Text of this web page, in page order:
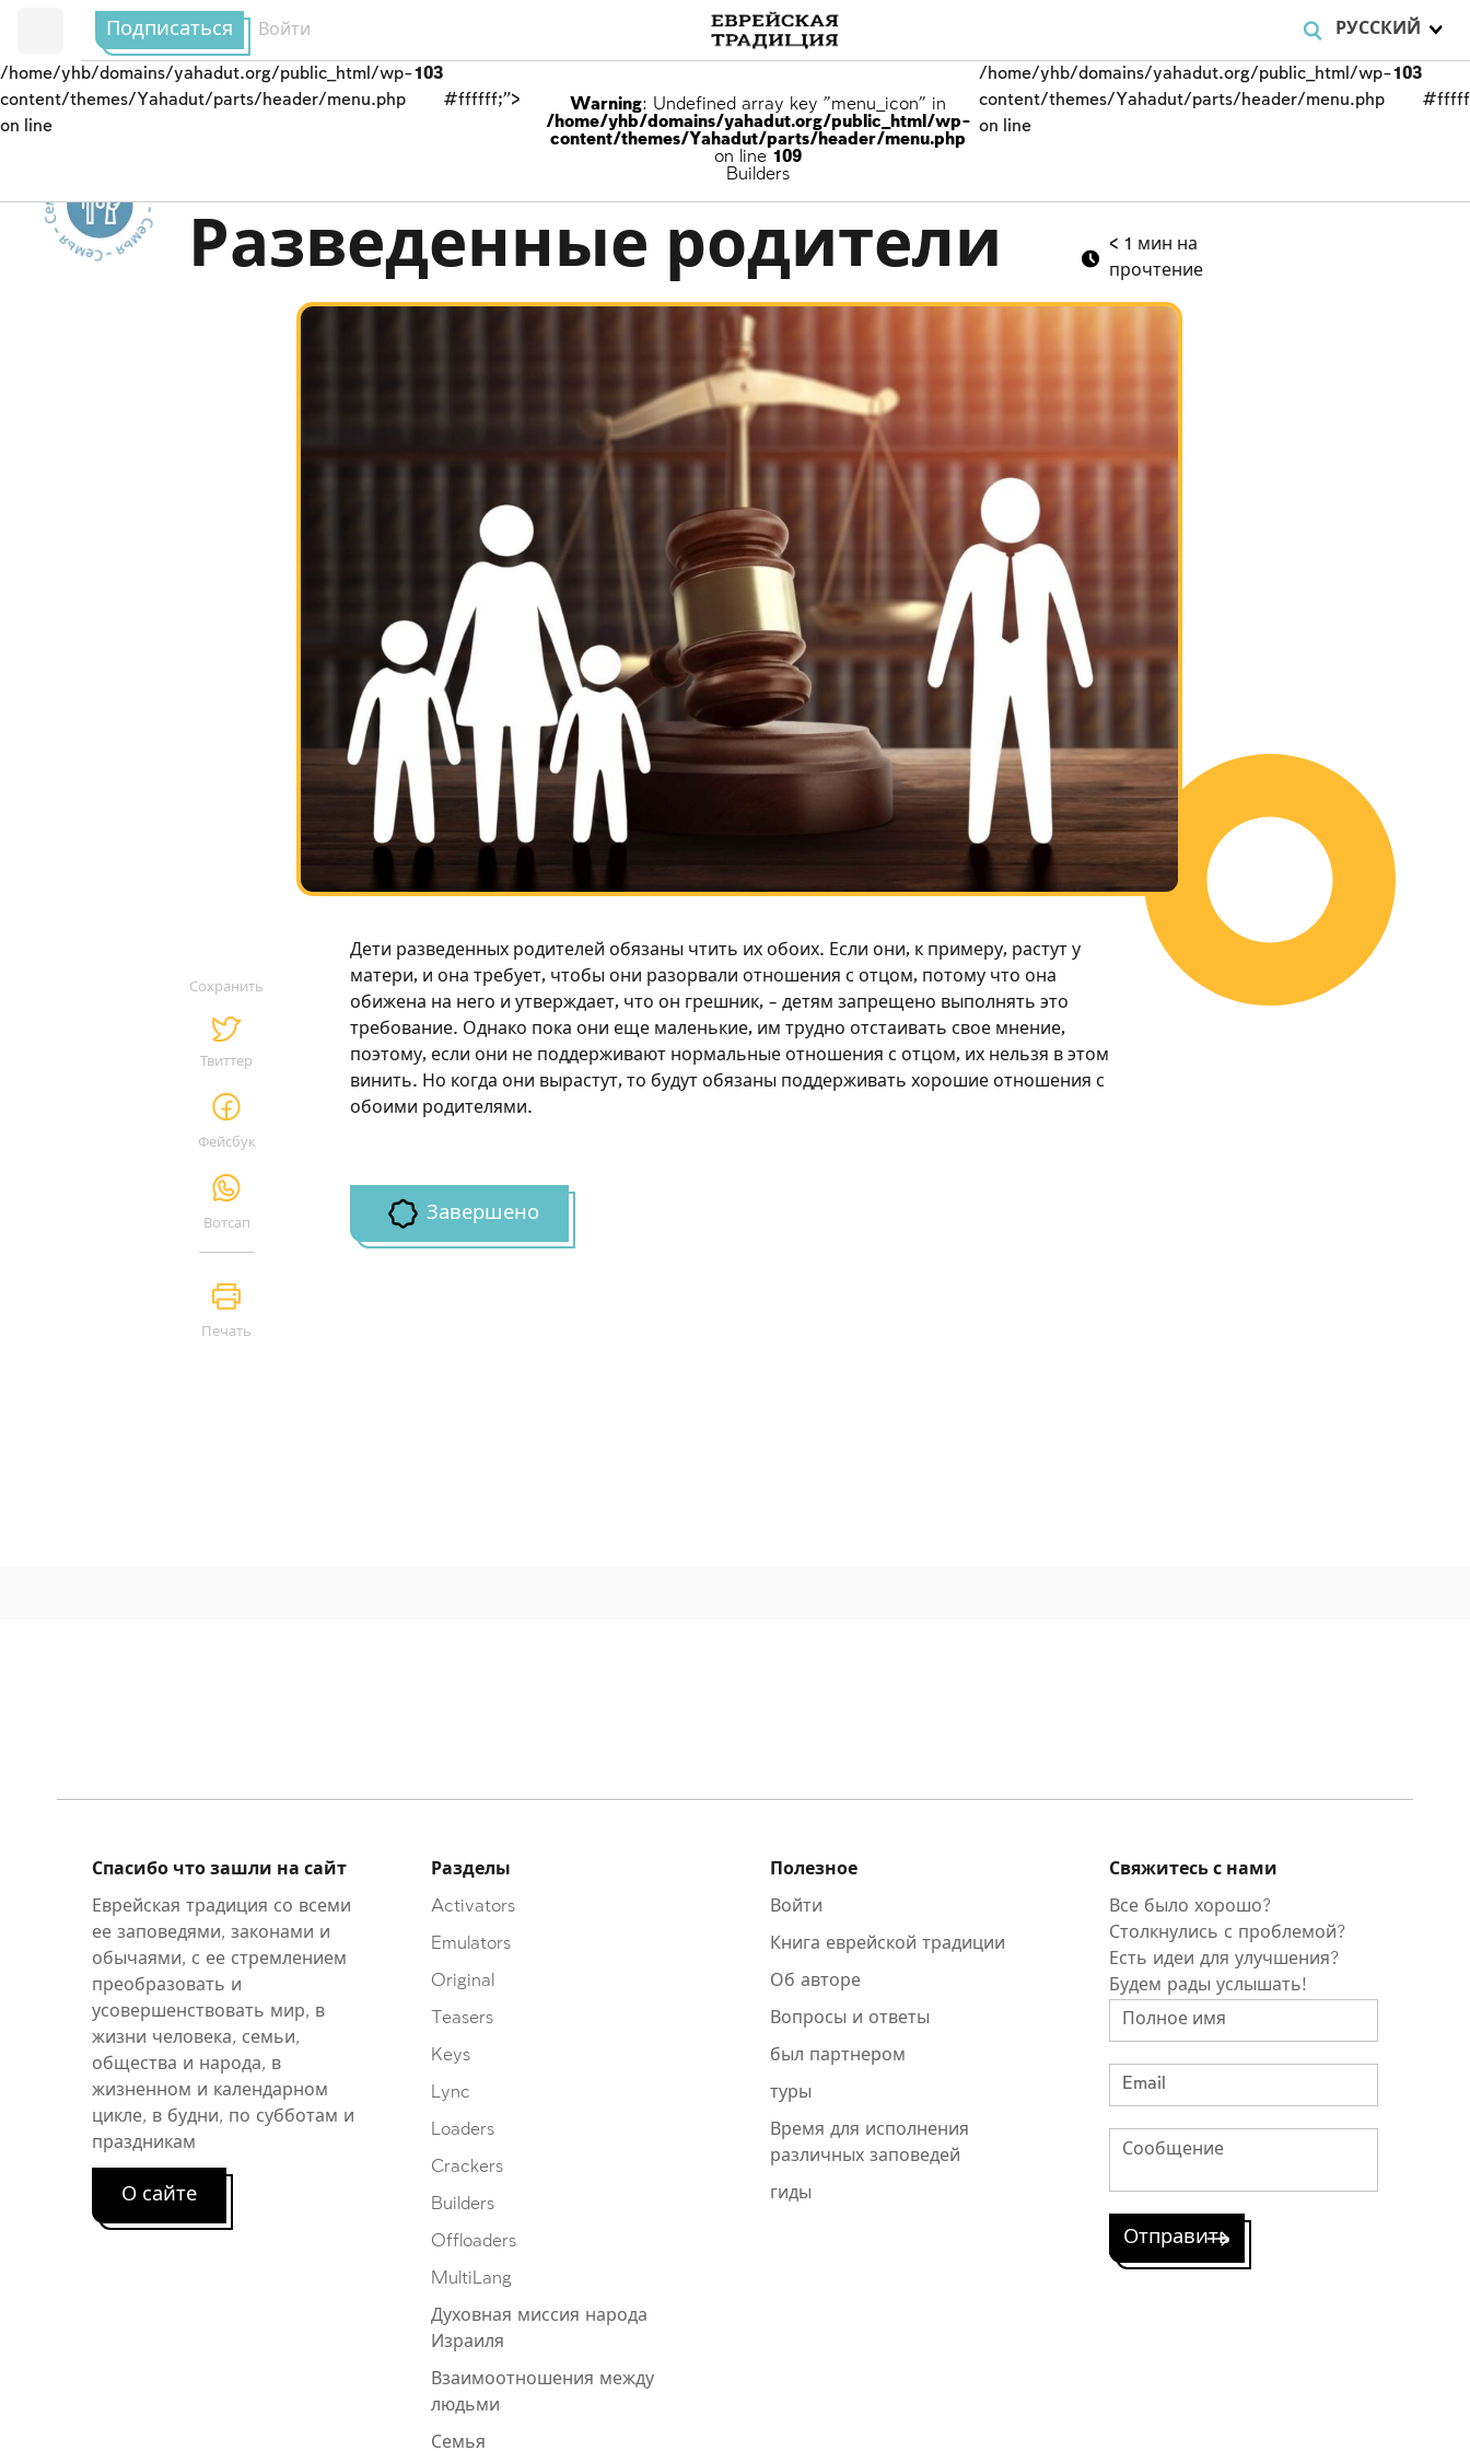
РУССКИЙ
Подписаться Войти
/home/yhb/domains/yahadut.org/public_html/wp-
content/themes/Yahadut/parts/header/menu.php
on line
103
#ffffff;">
Warning: Undefined array key "menu_icon" in
/home/yhb/domains/yahadut.org/public_html/wp-
content/themes/Yahadut/parts/header/menu.php
on line 109
Builders
/home/yhb/domains/yahadut.org/public_html/wp-
content/themes/Yahadut/parts/header/menu.php
on line
103
Семья - Семья - Семья - Семья - Семья -- Разведенные родители < 1 мин на
прочтение
Сохранить
Твиттер
Фейсбук
Вотсап
Печать
Дети разведенных родителей обязаны чтить их обоих. Если они, к примеру, растут у
матери, и она требует, чтобы они разорвали отношения с отцом, потому что она
обижена на него и утверждает, что он грешник, – детям запрещено выполнять это
требование. Однако пока они еще маленькие, им трудно отстаивать свое мнение,
поэтому, если они не поддерживают нормальные отношения с отцом, их нельзя в этом
винить. Но когда они вырастут, то будут обязаны поддерживать хорошие отношения с
обоими родителями.
Завершено
Свяжитесь с нами
Все было хорошо?
Столкнулись с проблемой?
Есть идеи для улучшения?
Будем рады услышать!
Полезное
Войти
Книга еврейской традиции
Об авторе
Вопросы и ответы
был партнером
туры
Время для исполнения
различных заповедей
гиды
Разделы
Activators
Emulators
Original
Teasers
Keys
Lync
Loaders
Crackers
Builders
Offloaders
MultiLang
Духовная миссия народа
Израиля
Взаимоотношения между
людьми
Семья
Спасибо что зашли на сайт
Еврейская традиция со всеми
ее заповедями, законами и
обычаями, с ее стремлением
преобразовать и
усовершенствовать мир, в
жизни человека, семьи,
общества и народа, в
жизненном и календарном
цикле, в будни, по субботам и
праздникам
О сайте